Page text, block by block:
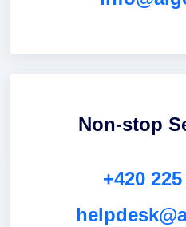
Non-stop
+420